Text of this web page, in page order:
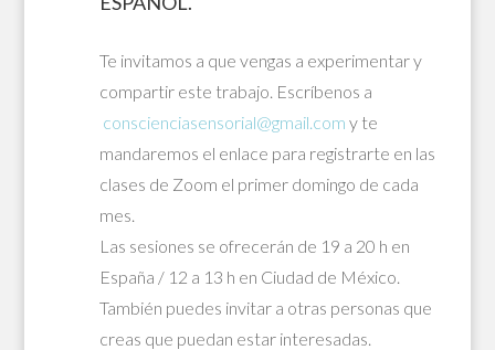
Te invitamos a que vengas a experimentar y
compartir este trabajo. Escríbenos a
conscienciasensorial@gmail.com y te
mandaremos el enlace para registrarte en las
clases de Zoom el primer domingo de cada
mes.
Las sesiones se ofrecerán de 19 a 20 h en
España / 12 a 13 h en Ciudad de México.
También puedes invitar a otras personas que
creas que puedan estar interesadas.